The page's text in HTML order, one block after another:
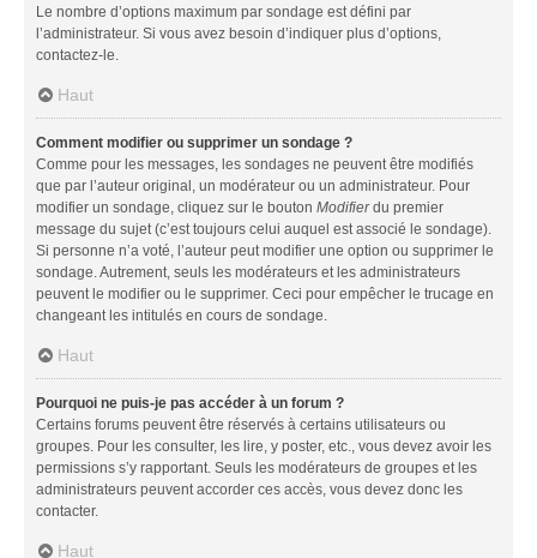
Le nombre d’options maximum par sondage est défini par
l’administrateur. Si vous avez besoin d’indiquer plus d’options,
contactez-le.
Haut
Comment modifier ou supprimer un sondage ?
Comme pour les messages, les sondages ne peuvent être modifiés
que par l’auteur original, un modérateur ou un administrateur. Pour
modifier un sondage, cliquez sur le bouton Modifierdu premier
message du sujet (c’est toujours celui auquel est associé le sondage).
Si personne n’a voté, l’auteur peut modifier une option ou supprimer le
sondage. Autrement, seuls les modérateurs et les administrateurs
peuvent le modifier ou le supprimer. Ceci pour empêcher le trucage en
changeant les intitulés en cours de sondage.
Haut
Pourquoi ne puis-je pas accéder à un forum ?
Certains forums peuvent être réservés à certains utilisateurs ou
groupes. Pour les consulter, les lire, y poster, etc., vous devez avoir les
permissions s’y rapportant. Seuls les modérateurs de groupes et les
administrateurs peuvent accorder ces accès, vous devez donc les
contacter.
Haut